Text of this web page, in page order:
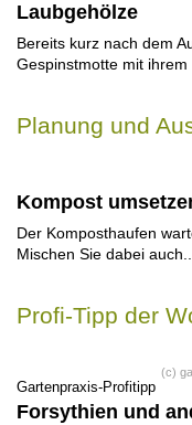
Laubgehölze
Bereits kurz nach dem
Gespinstmotte mit ihrem
Planung und
Kompost
Der Komposthaufen
Mischen Sie dabei auch...
Profi-Tipp der
(c)
Gartenpraxis-Profitipp
Forsythien und